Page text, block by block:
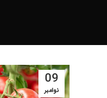
09
نوامبر